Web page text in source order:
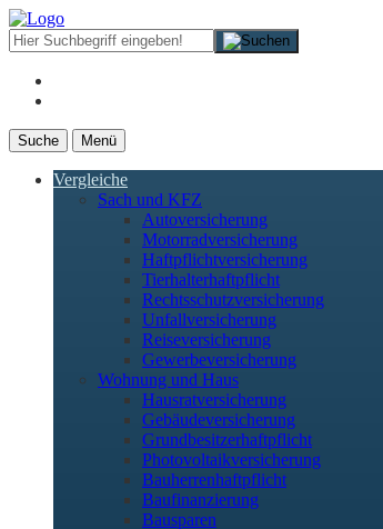
Suche Menü
Vergleiche
Sach und KFZ
Autoversicherung
Motorradversicherung
Haftpflichtversicherung
Tierhalterhaftpflicht
Rechtsschutzversicherung
Unfallversicherung
Reiseversicherung
Gewerbeversicherung
Wohnung und Haus
Hausratversicherung
Gebäudeversicherung
Grundbesitzerhaftpflicht
Photovoltaikversicherung
Bauherrenhaftpflicht
Baufinanzierung
Bausparen